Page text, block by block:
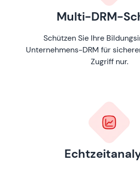
Multi-DRM-
Schützen Sie Ihre
Unternehmens-DRM für
Zugriff nur.